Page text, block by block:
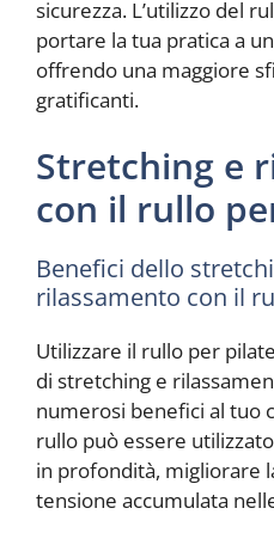
sicurezza. L’utilizzo del
portare la tua pratica a
offrendo una maggiore
gratificanti.
Stretching e
con il rullo
Benefici dello
rilassamento con il
Utilizzare il rullo per
di stretching e
numerosi benefici al tuo
rullo può essere
in profondità, migliorare
tensione accumulata